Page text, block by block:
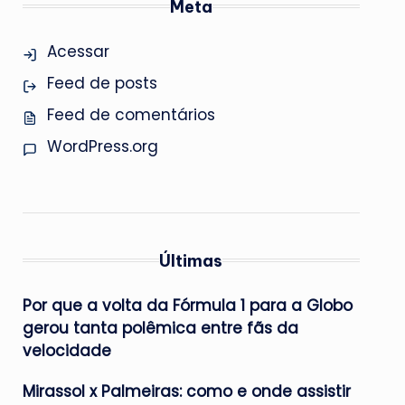
Meta
Acessar
Feed de posts
Feed de comentários
WordPress.org
Últimas
Por que a volta da Fórmula 1 para a Globo
gerou tanta polêmica entre fãs da
velocidade
Mirassol x Palmeiras: como e onde assistir